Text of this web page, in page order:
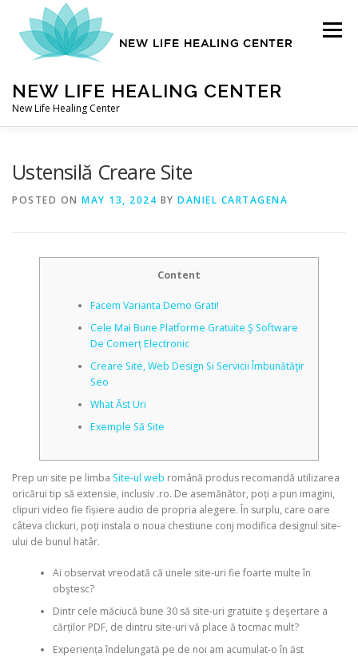
content
NEW LIFE HEALING CENTER
New Life Healing Center
Menu
AUTO ACCIDENT CHIROPRACTOR
CORRECTIVE AND THERAPEUTIC EXERCISES
FUNCTIONAL MEDICINE
HOME
MYOFASCIAL RELEASE
Ustensilă Creare Site
POSTED ON MAY 13, 2024 BY DANIEL CARTAGENA
Content
Facem Varianta Demo Grati!
Cele Mai Bune Platforme Gratuite Ş Software
De Comerț Electronic
Creare Site, Web Design Si Servicii Îmbunătăţir
Seo
What Ăst Uri
Exemple Să Site
Prep un site pe limba Site-ul web română produs recomandă utilizarea
oricărui tip să extensie, inclusiv .ro. De asemănător, poți a pun imagini,
clipuri video fie fișiere audio de propria alegere.În surplu, care oare
câteva clickuri, poți instala o noua chestiune conj modifica designul site-
ului de bunul hatâr.
Ai observat vreodată că unele site-uri fie foarte multe în
obştesc?
Dintr cele măciucă bune 30 să site-uri gratuite ş deşertare a
cărților PDF, de dintru site-uri vă place ă tocmac mult?
Experiența îndelungată pe de noi am acumulat-o în ăst